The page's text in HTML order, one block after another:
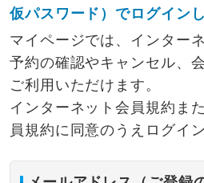
仮パスワード）でログイン
マイページでは、インター
予約の確認やキャンセル、
ご利用いただけます。
インターネット会員規約ま
員規約に同意のうえログイ